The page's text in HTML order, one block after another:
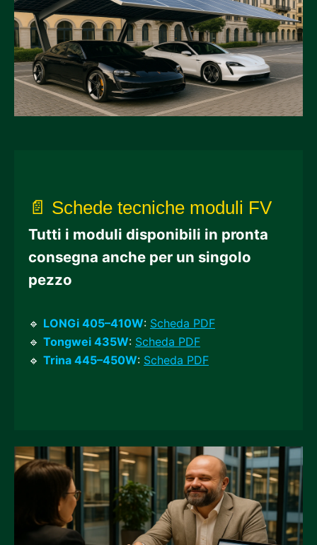
📄 Schede tecniche moduli FV
Tutti i moduli disponibili in pronta
consegna anche per un singolo
pezzo
🔹 LONGi 405–410W: Scheda PDF
🔹 Tongwei 435W: Scheda PDF
🔹 Trina 445–450W: Scheda PDF